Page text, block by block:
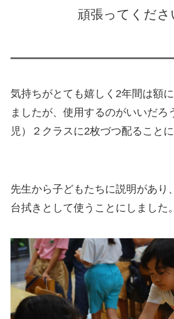
頑張ってくださ
気持ちがとても嬉しく2年間は額
ましたが、使用するのがいいだろ
児）２クラスに2枚づつ配ることに
先生から子どもたちに説明があり
台拭きとして使うことにしました。